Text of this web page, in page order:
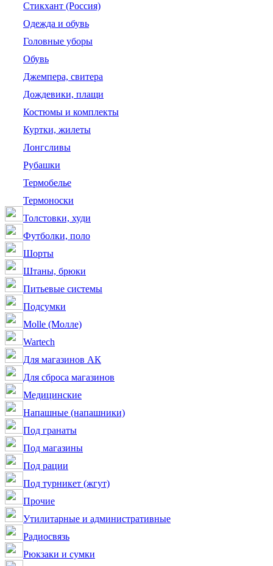
Стикхант (Россия)
Одежда и обувь
Головные уборы
Обувь
Джемпера, свитера
Дождевики, плащи
Костюмы и комплекты
Куртки, жилеты
Лонгсливы
Рубашки
Термобелье
Термоноски
Толстовки, худи
Футболки, поло
Шорты
Штаны, брюки
Питьевые системы
Подсумки
Molle (Молле)
Wartech
Для магазинов АК
Для сброса магазинов
Медицинские
Напашные (напашники)
Под гранаты
Под магазины
Под рации
Под турникет (жгут)
Прочие
Утилитарные и административные
Радиосвязь
Рюкзаки и сумки